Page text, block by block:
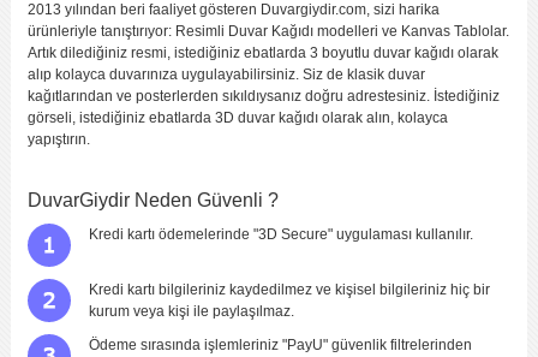
2013 yılından beri faaliyet gösteren Duvargiydir.com, sizi harika
ürünleriyle tanıştırıyor: Resimli Duvar Kağıdı modelleri ve Kanvas Tablolar.
Artık dilediğiniz resmi, istediğiniz ebatlarda 3 boyutlu duvar kağıdı olarak
alıp kolayca duvarınıza uygulayabilirsiniz. Siz de klasik duvar
kağıtlarından ve posterlerden sıkıldıysanız doğru adrestesiniz. İstediğiniz
görseli, istediğiniz ebatlarda 3D duvar kağıdı olarak alın, kolayca
yapıştırın.
DuvarGiydir Neden Güvenli ?
Kredi kartı ödemelerinde "3D Secure" uygulaması kullanılır.
Kredi kartı bilgileriniz kaydedilmez ve kişisel bilgileriniz hiç bir
kurum veya kişi ile paylaşılmaz.
Ödeme sırasında işlemleriniz "PayU" güvenlik filtrelerinden